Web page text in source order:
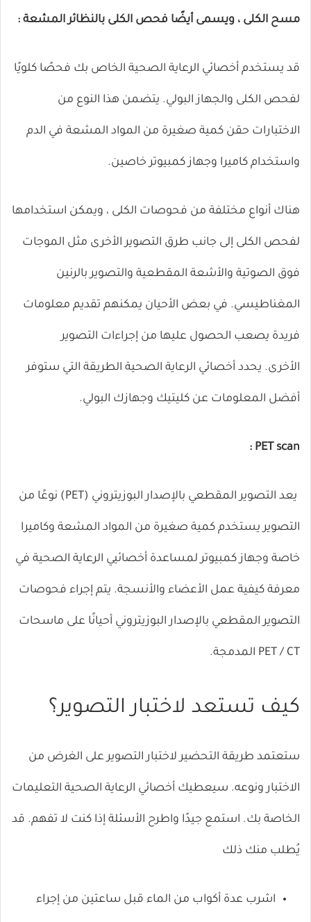
مسح الكلى ، ويسمى أيضًا فحص الكلى بالنظائر المشعة :
قد يستخدم أخصائي الرعاية الصحية الخاص بك فحصًا كلويًا
لفحص الكلى والجهاز البولي. يتضمن هذا النوع من
الاختبارات حقن كمية صغيرة من المواد المشعة في الدم
واستخدام كاميرا وجهاز كمبيوتر خاصين.
هناك أنواع مختلفة من فحوصات الكلى ، ويمكن استخدامها
لفحص الكلى إلى جانب طرق التصوير الأخرى مثل الموجات
فوق الصوتية والأشعة المقطعية والتصوير بالرنين
المغناطيسي. في بعض الأحيان يمكنهم تقديم معلومات
فريدة يصعب الحصول عليها من إجراءات التصوير
الأخرى. يحدد أخصائي الرعاية الصحية الطريقة التي ستوفر
أفضل المعلومات عن كليتيك وجهازك البولي.
PET scan
:
يعد التصوير المقطعي بالإصدار البوزيتروني (PET) نوعًا من
التصوير يستخدم كمية صغيرة من المواد المشعة وكاميرا
خاصة وجهاز كمبيوتر لمساعدة أخصائيي الرعاية الصحية في
معرفة كيفية عمل الأعضاء والأنسجة. يتم إجراء فحوصات
التصوير المقطعي بالإصدار البوزيتروني أحيانًا على ماسحات
PET / CT المدمجة.
كيف تستعد لاختبار التصوير؟
ستعتمد طريقة التحضير لاختبار التصوير على الغرض من
الاختبار ونوعه. سيعطيك أخصائي الرعاية الصحية التعليمات
الخاصة بك. استمع جيدًا واطرح الأسئلة إذا كنت لا تفهم. قد
يُطلب منك ذلك
اشرب عدة أكواب من الماء قبل ساعتين من إجراء